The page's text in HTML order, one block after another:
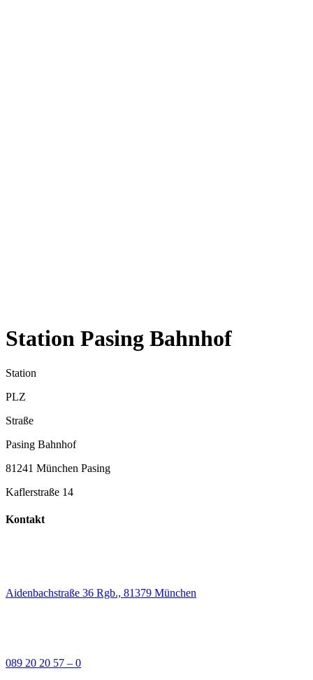
Station Pasing Bahnhof
Station
PLZ
Straße
Pasing Bahnhof
81241 München Pasing
Kaflerstraße 14
Kontakt
Aidenbachstraße 36 Rgb., 81379 München
089 20 20 57 – 0